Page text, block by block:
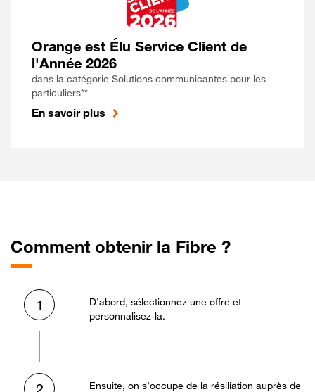
Orange est Élu Service Client de
l'Année 2026
dans la catégorie Solutions communicantes pour les
particuliers**
En savoir plus
Comment obtenir la Fibre ?
1
D’abord, sélectionnez une offre et
personnalisez-la.
Ensuite, on s’occupe de la résiliation auprès de